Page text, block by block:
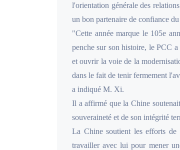
l'orientation générale des
un bon partenaire de confiance
"Cette année marque le 105e
penche sur son histoire, le PCC
et ouvrir la voie de la
dans le fait de tenir fermement
a indiqué M. Xi.
Il a affirmé que la Chine
souveraineté et de son intégrité
La Chine soutient les efforts de
travailler avec lui pour mener